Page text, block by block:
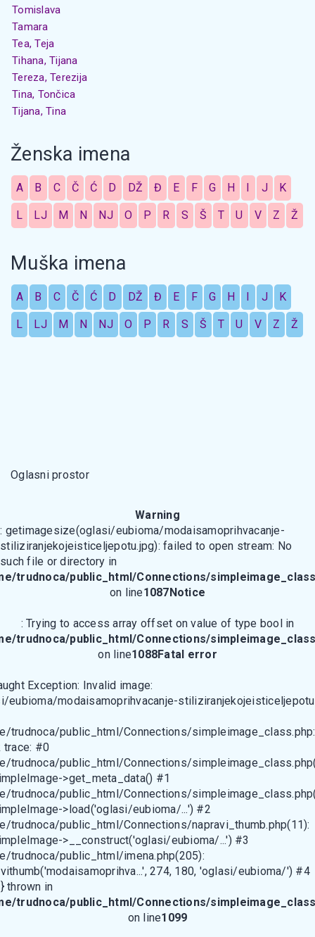
Tomislava
Tamara
Tea, Teja
Tihana, Tijana
Tereza, Terezija
Tina, Tončica
Tijana, Tina
Ženska imena
A B C Č Ć D DŽ Đ E F G H I J K
L LJ M N NJ O P R S Š T U V Z Ž
Muška imena
A B C Č Ć D DŽ Đ E F G H I J K
L LJ M N NJ O P R S Š T U V Z Ž
Oglasni prostor
Warning
: getimagesize(oglasi/eubioma/modaisamoprihvacanje-
stiliziranjekojeisticeljepotu.jpg): failed to open stream: No
such file or directory in
trudnoca/public_html/Connections/
on line1087Notice
: Trying to access array offset on value of type bool in
trudnoca/public_html/Connections/
on line1088Fatal error
Exception: Invalid image:
eubioma/modaisamoprihvacanje-
trudnoca/public_html/Connections/
trace: #0
trudnoca/public_html/Connections/
>get_meta_data() #1
trudnoca/public_html/Connections/
>load('oglasi/eubioma/...') #2
trudnoca/public_html/Connections/napravi_thumb.php(11):
>__construct('oglasi/eubioma/...') #3
trudnoca/public_html/imena.php(205):
274, 180, 'oglasi/eubioma/') #4
thrown in
trudnoca/public_html/Connections/
on line1099